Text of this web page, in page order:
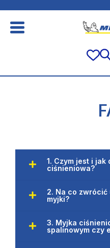
1. Czym jest i jak
ciśnieniowa?
2. Na co zwrócić
myjki?
3. Myjka
spalinowym czy